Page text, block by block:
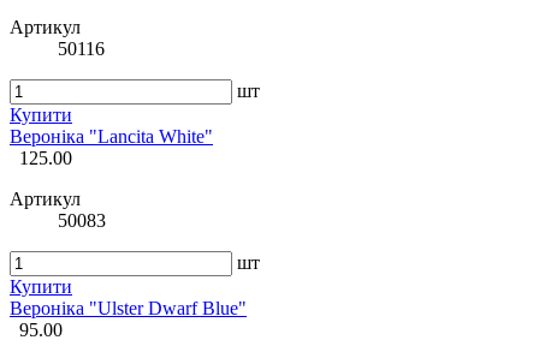
Артикул
50116
шт
Купити
Вероніка "Lancita White"
125.00
Артикул
50083
шт
Купити
Вероніка "Ulster Dwarf Blue"
95.00